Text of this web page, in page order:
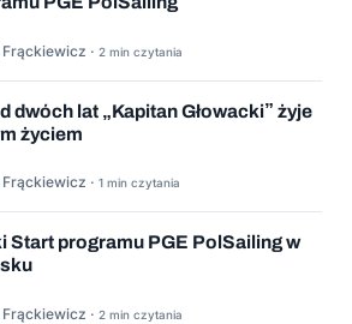
· 2 min czytania
dwóch lat „Kapitan Głowacki” żyje
życiem
· 1 min czytania
Start programu PGE PolSailing w
· 2 min czytania